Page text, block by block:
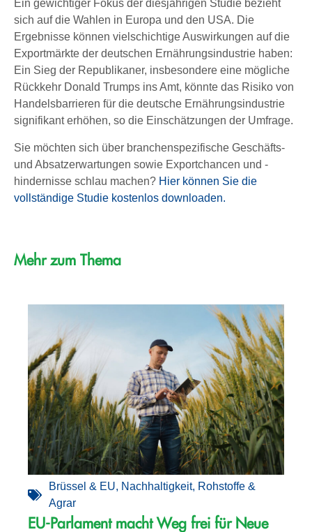
Ein gewichtiger Fokus der diesjährigen Studie bezieht
sich auf die Wahlen in Europa und den USA. Die
Ergebnisse können vielschichtige Auswirkungen auf die
Exportmärkte der deutschen Ernährungsindustrie haben:
Ein Sieg der Republikaner, insbesondere eine mögliche
Rückkehr Donald Trumps ins Amt, könnte das Risiko von
Handelsbarrieren für die deutsche Ernährungsindustrie
signifikant erhöhen, so die Einschätzungen der Umfrage.
Sie möchten sich über branchenspezifische Geschäfts-
und Absatzerwartungen sowie Exportchancen und -
hindernisse schlau machen? Hier können Sie die
vollständige Studie kostenlos downloaden.
Mehr zum Thema
Brüssel & EU, Nachhaltigkeit, Rohstoffe &
Agrar
EU-Parlament macht Weg frei für Neue